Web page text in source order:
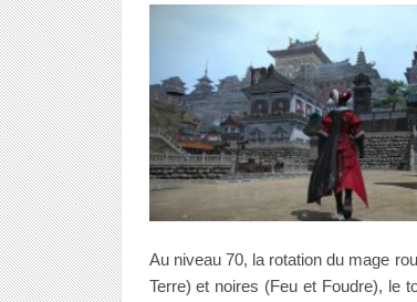
Au niveau 70, la rotation du mage
Terre) et noires (Feu et Foudre), le